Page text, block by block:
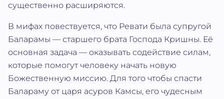
существенно расширяются.
В мифах повествуется, что Ревати была супругой
Баларамы — старшего брата Господа Кришны. Её
основная задача — оказывать содействие силам,
которые помогут человеку начать новую
Божественную миссию. Для того чтобы спасти
Балараму от царя асуров Камсы, его чудесным